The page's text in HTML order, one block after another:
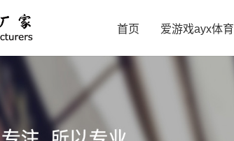
首页 爱游戏ayx体育